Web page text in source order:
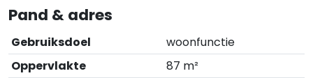
Pand & adres
Gebruiksdoel
woonfunctie
Oppervlakte
87 m²